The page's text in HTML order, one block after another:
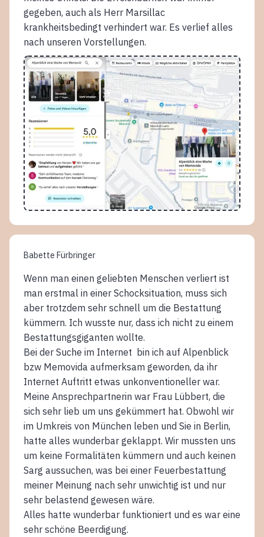
gegeben, auch als Herr Marsillac
krankheitsbedingt verhindert war. Es verlief alles
nach unseren Vorstellungen.
Babette Fürbringer
Wenn man einen geliebten Menschen verliert ist
man erstmal in einer Schocksituation, muss sich
aber trotzdem sehr schnell um die Bestattung
kümmern. Ich wusste nur, dass ich nicht zu einem
Bestattungsgiganten wollte.
Bei der Suche im Internet bin ich auf Alpenblick
bzw Memovida aufmerksam geworden, da ihr
Internet Auftritt etwas unkonventioneller war.
Meine Ansprechpartnerin war Frau Lübbert, die
sich sehr lieb um uns gekümmert hat. Obwohl wir
im Umkreis von München leben und Sie in Berlin,
hatte alles wunderbar geklappt. Wir mussten uns
um keine Formalitäten kümmern und auch keinen
Sarg aussuchen, was bei einer Feuerbestattung
meiner Meinung nach sehr unwichtig ist und nur
sehr belastend gewesen wäre.
Alles hatte wunderbar funktioniert und es war eine
sehr schöne Beerdigung.